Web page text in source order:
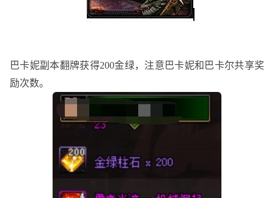
巴卡妮副本翻牌获得200金绿，注意巴卡妮和巴卡尔共享奖
励次数。